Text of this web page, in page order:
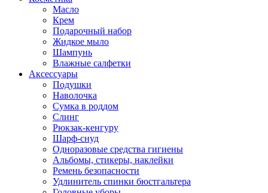
Масло
Крем
Подарочный набор
Жидкое мыло
Шампунь
Влажные салфетки
Аксессуары
Подушки
Наволочка
Сумка в роддом
Cлинг
Рюкзак-кенгуру
Шарф-снуд
Одноразовые средства гигиены
Альбомы, стикеры, наклейки
Ремень безопасности
Удлинитель спинки бюстгальтера